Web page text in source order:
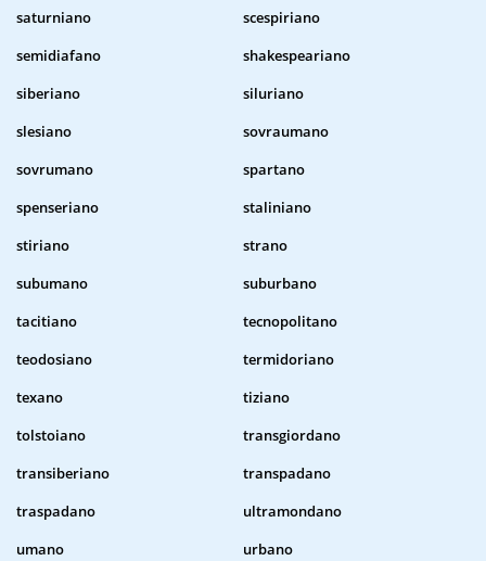
saturniano
scespiriano
semidiafano
shakespeariano
siberiano
siluriano
slesiano
sovraumano
sovrumano
spartano
spenseriano
staliniano
stiriano
strano
subumano
suburbano
tacitiano
tecnopolitano
teodosiano
termidoriano
texano
tiziano
tolstoiano
transgiordano
transiberiano
transpadano
traspadano
ultramondano
umano
urbano